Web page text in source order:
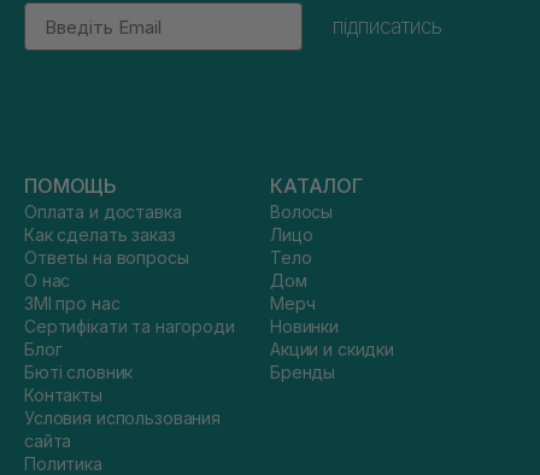
Email
підписатись
ПОМОЩЬ
Оплата и доставка
Как сделать заказ
Ответы на вопросы
О нас
ЗМІ про нас
Сертифікати та нагороди
Блог
Бюті словник
Контакты
Условия использования
сайта
Политика
КАТАЛОГ
Волосы
Лицо
Тело
Дом
Мерч
Новинки
Акции и скидки
Бренды